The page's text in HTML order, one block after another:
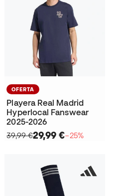
OFERTA
Playera Real Madrid
Hyperlocal Fanswear
2025-2026
39,99 €29,99 €−25%